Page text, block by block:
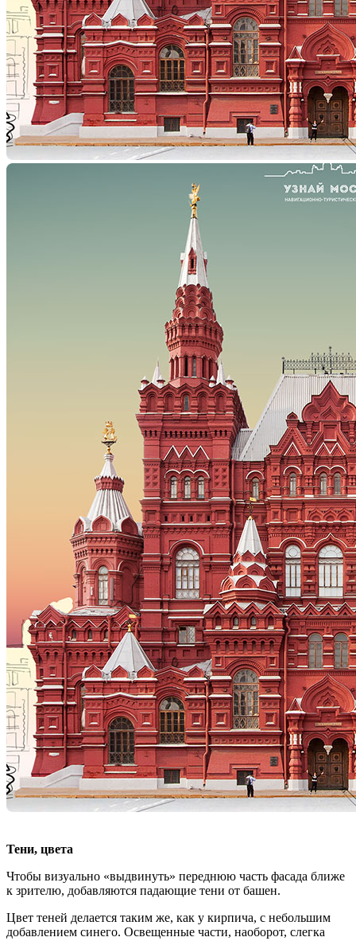
Тени, цвета
Чтобы визуально «выдвинуть» переднюю чаcть фасада ближе
к зрителю, добавляются падающие тени от башен.
Цвет теней делается таким же, как у кирпича, с небольшим
добавлением синего. Освещенные части, наоборот, слегка